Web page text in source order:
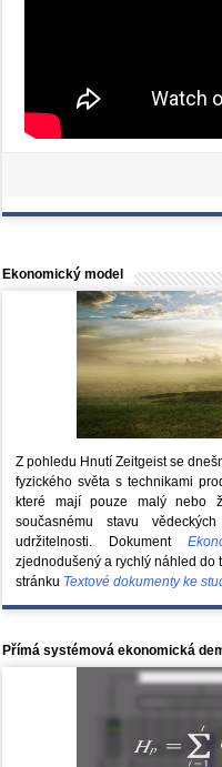
Ekonomický model
Z pohledu Hnutí Zeitgeist se
fyzického světa s technikami
které mají pouze malý nebo
současnému stavu
udržitelnosti. Dokument
zjednodušený a rychlý náhled do
stránku Textové dokumenty ke
Přímá systémová ekonomická